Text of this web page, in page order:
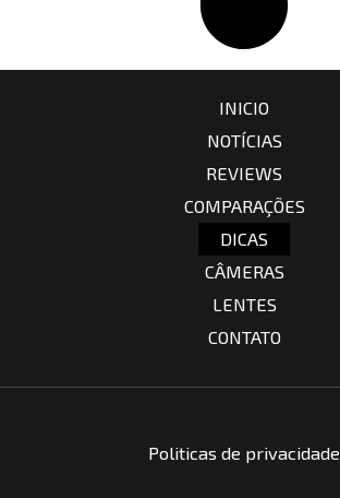
INICIO
NOTÍCIAS
REVIEWS
COMPARAÇÕES
DICAS
CÂMERAS
LENTES
CONTATO
Politicas de privacidade